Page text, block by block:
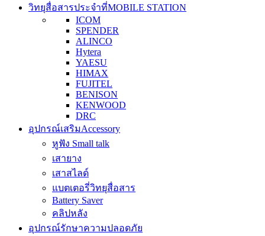
วิทยุสื่อสารประจำที่MOBILE STATION
ICOM
SPENDER
ALINCO
Hytera
YAESU
HIMAX
FUJITEL
BENISON
KENWOOD
DRC
อุปกรณ์เสริมAccessory
หูฟัง Small talk
เสายาง
เสาสไลด์
แบตเตอรี่วิทยุสื่อสาร
Battery Saver
คลิปหลัง
อุปกรณ์รักษาความปลอดภัย